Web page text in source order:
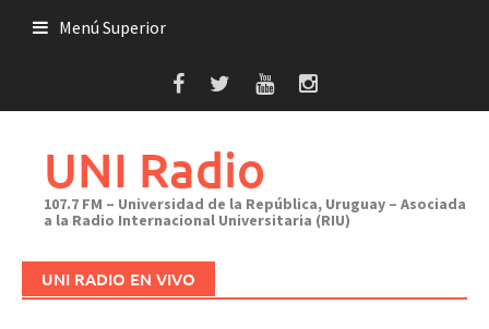
Menú Superior
UNI Radio
107.7 FM – Universidad de la República, Uruguay – Asociada
a la Radio Internacional Universitaria (RIU)
UNI RADIO EN VIVO